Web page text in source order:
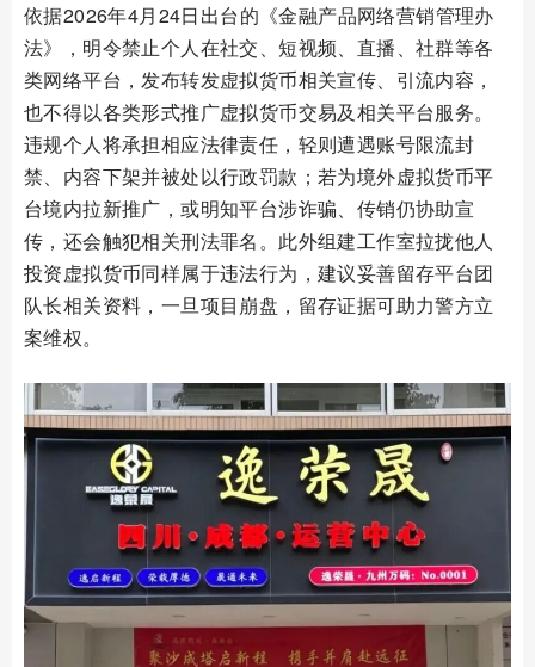
依据2026年4月24日出台的《金融产品网络营销管理办
法》，明令禁止个人在社交、短视频、直播、社群等各
类网络平台，发布转发虚拟货币相关宣传、引流内容，
也不得以各类形式推广虚拟货币交易及相关平台服务。
违规个人将承担相应法律责任，轻则遭遇账号限流封
禁、内容下架并被处以行政罚款；若为境外虚拟货币平
台境内拉新推广，或明知平台涉诈骗、传销仍协助宣
传，还会触犯相关刑法罪名。此外组建工作室拉拢他人
投资虚拟货币同样属于违法行为，建议妥善留存平台团
队长相关资料，一旦项目崩盘，留存证据可助力警方立
案维权。